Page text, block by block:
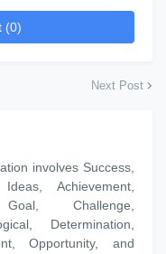
(0)
Next Post
involves Success,
Achievement,
Challenge,
Determination,
Opportunity, and